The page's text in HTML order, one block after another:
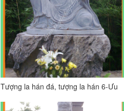
Tượng la hán đá, tượng la hán 6-Ưu